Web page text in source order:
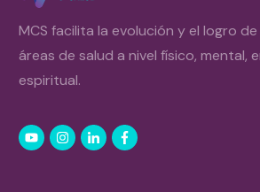
MCS facilita la evolución y el logro
áreas de salud a nivel físico, mental,
espiritual.